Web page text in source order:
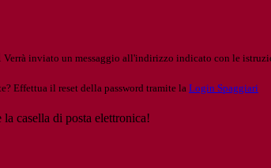
Verrà inviato un messaggio all'indirizzo indicato con le
Effettua il reset della password tramite la Login Spaggiari
casella di posta elettronica!